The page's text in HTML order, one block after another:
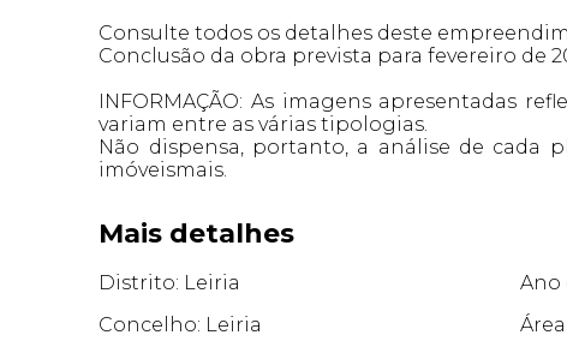
Consulte todos os detalhes deste
Conclusão da obra prevista para fevereiro de
INFORMAÇÃO: As imagens apresentadas
variam entre as várias tipologias.
Não dispensa, portanto, a análise de cada
imóveismais.
Mais detalhes
Distrito: Leiria
Ano
Concelho: Leiria